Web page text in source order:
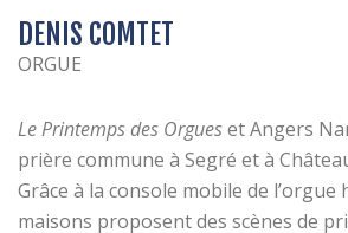
DENIS COMTET
ORGUE
Le Printemps des Orgueset Angers
prière commune à Segré et à
Grâce à la console mobile de l’orgue
maisons proposent des scènes de